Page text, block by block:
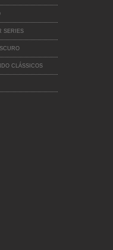
SERIES
CLÁSSICOS